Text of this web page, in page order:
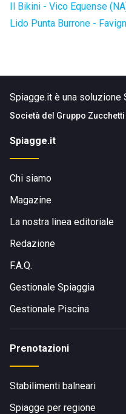
Il Bikini - Vico Equense
Lido Punta Burrone -
Spiagge.it è una soluzione
Società del Gruppo Zucchetti
Spiagge.it
Chi siamo
Magazine
La nostra linea editoriale
Redazione
F.A.Q.
Gestionale Spiaggia
Gestionale Piscina
Prenotazioni
Stabilimenti balneari
Spiagge per regione